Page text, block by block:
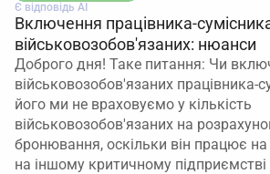
Є відповідь АІ
Включення працівника-
військовозобов'язаних: нюанси
Доброго дня! Таке питання: Чи
військовозобов'язаних працівника-
його ми не враховуємо у кількість
військовозобов'язаних на
бронювання, оскільки він працює на
на іншому критичному підприємстві